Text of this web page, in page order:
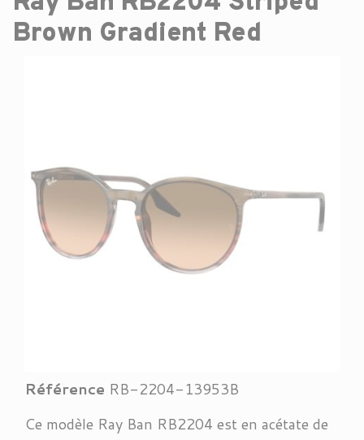
Brown Gradient Red
Référence RB-2204-13953B
Ce modèle Ray Ban RB2204 est en acétate de